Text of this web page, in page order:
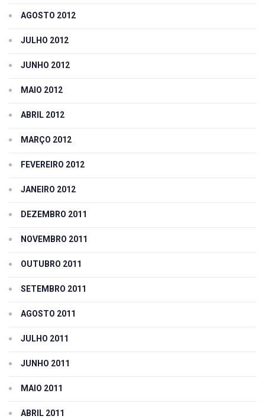
AGOSTO 2012
JULHO 2012
JUNHO 2012
MAIO 2012
ABRIL 2012
MARÇO 2012
FEVEREIRO 2012
JANEIRO 2012
DEZEMBRO 2011
NOVEMBRO 2011
OUTUBRO 2011
SETEMBRO 2011
AGOSTO 2011
JULHO 2011
JUNHO 2011
MAIO 2011
ABRIL 2011